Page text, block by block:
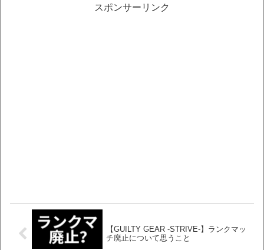
スポンサーリンク
【GUILTY GEAR -STRIVE-】ランクマッ
チ廃止について思うこと